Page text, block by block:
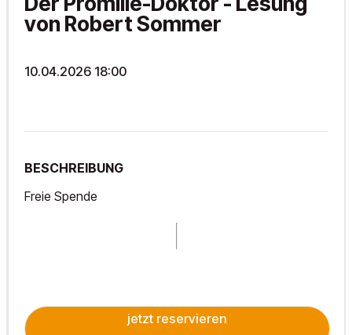
von Robert Sommer
10.04.2026 18:00
BESCHREIBUNG
Freie Spende
jetzt reservieren